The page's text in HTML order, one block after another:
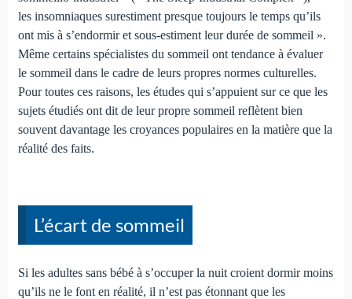
les insomniaques surestiment presque toujours le temps qu’ils
ont mis à s’endormir et sous-estiment leur durée de sommeil ».
Même certains spécialistes du sommeil ont tendance à évaluer
le sommeil dans le cadre de leurs propres normes culturelles.
Pour toutes ces raisons, les études qui s’appuient sur ce que les
sujets étudiés ont dit de leur propre sommeil reflètent bien
souvent davantage les croyances populaires en la matière que la
réalité des faits.
L’écart de sommeil
Si les adultes sans bébé à s’occuper la nuit croient dormir moins
qu’ils ne le font en réalité, il n’est pas étonnant que les